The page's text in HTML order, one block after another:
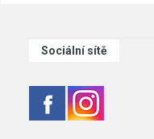
Sociální sítě